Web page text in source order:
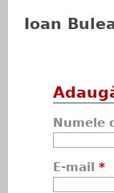
Ioan
Numele
E-mail *